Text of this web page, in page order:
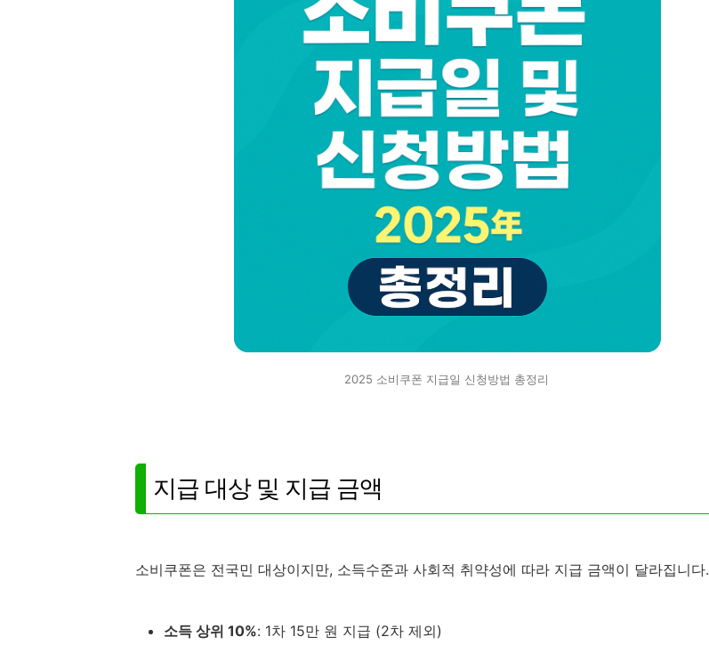
2025 소비쿠폰 지급일 신청방법 총정리
지급 대상 및 지급 금액
소비쿠폰은 전국민 대상이지만, 소득수준과 사회적 취약성에 따라 지급 금액이 달라집니다.
소득 상위 10%: 1차 15만 원 지급 (2차 제외)